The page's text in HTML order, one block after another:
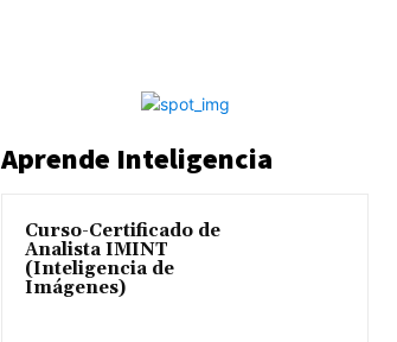
Aprende Inteligencia
Curso-Certificado de
Analista IMINT
(Inteligencia de
Imágenes)